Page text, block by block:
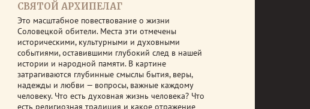
СВЯТОЙ АРХИПЕЛАГ
Это масштабное повествование о жизни
Соловецкой обители. Места эти отмечены
историческими, культурными и духовными
событиями, оставившими глубокий след в нашей
истории и народной памяти. В картине
затрагиваются глубинные смыслы бытия, веры,
надежды и любви — вопросы, важные каждому
человеку. Что есть духовная жизнь человека? Что
есть религиозная традиция и какое отражение